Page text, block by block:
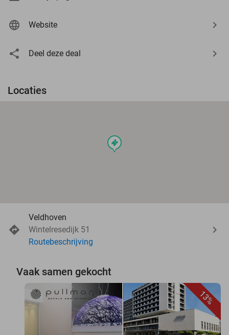
Website
Deel deze deal
Locaties
events
Veldhoven
Wintelresedijk 51
Routebeschrijving
Vaak samen gekocht
13%